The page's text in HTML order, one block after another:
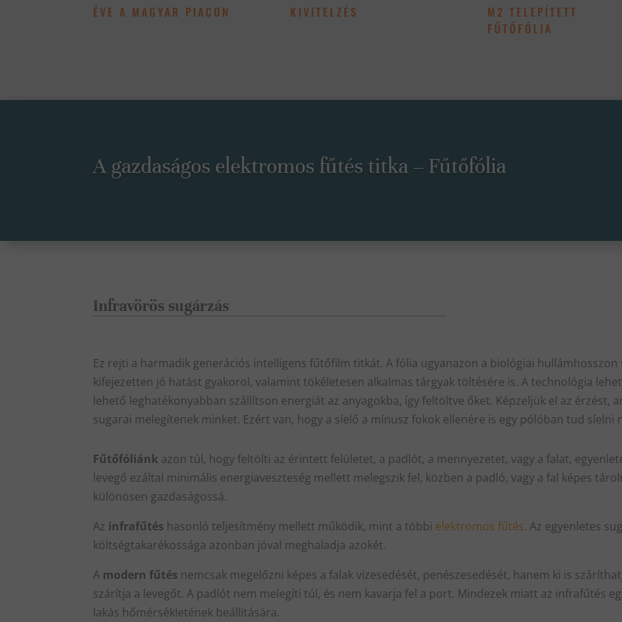
ÉVE A MAGYAR PIACON KIVITELZÉS
M2 TELEPÍTETT
FŰTŐFÓLIA
A gazdaságos elektromos fűtés titka – Fűtőfólia
Infravörös sugárzás
Ez rejti a harmadik generációs intelligens fűtőfilm titkát. A fólia ugyanazon a biológiai
kifejezetten jó hatást gyakorol, valamint tökéletesen alkalmas tárgyak töltésére is. A technológia
lehető leghatékonyabban szállítson energiát az anyagokba, így feltöltve őket. Képzeljük el az érzést,
sugarai melegítenek minket. Ezért van, hogy a síelő a mínusz fokok ellenére is egy pólóban tud síelni
Fűtőfóliánk azon túl, hogy feltölti az érintett felületet, a padlót, a mennyezetet, vagy a falat,
levegő ezáltal minimális energiaveszteség mellett melegszik fel, közben a padló, vagy a fal képes
különösen gazdaságossá.
Az infrafűtés hasonló teljesítmény mellett működik, mint a többi elektromos fűtés. Az egyenletes
költségtakarékossága azonban jóval meghaladja azokét.
A modern fűtés nemcsak megelőzni képes a falak vizesedését, penészesedését, hanem ki is
szárítja a levegőt. A padlót nem melegíti túl, és nem kavarja fel a port. Mindezek miatt az infrafűtés
lakás hőmérsékletének beállítására.